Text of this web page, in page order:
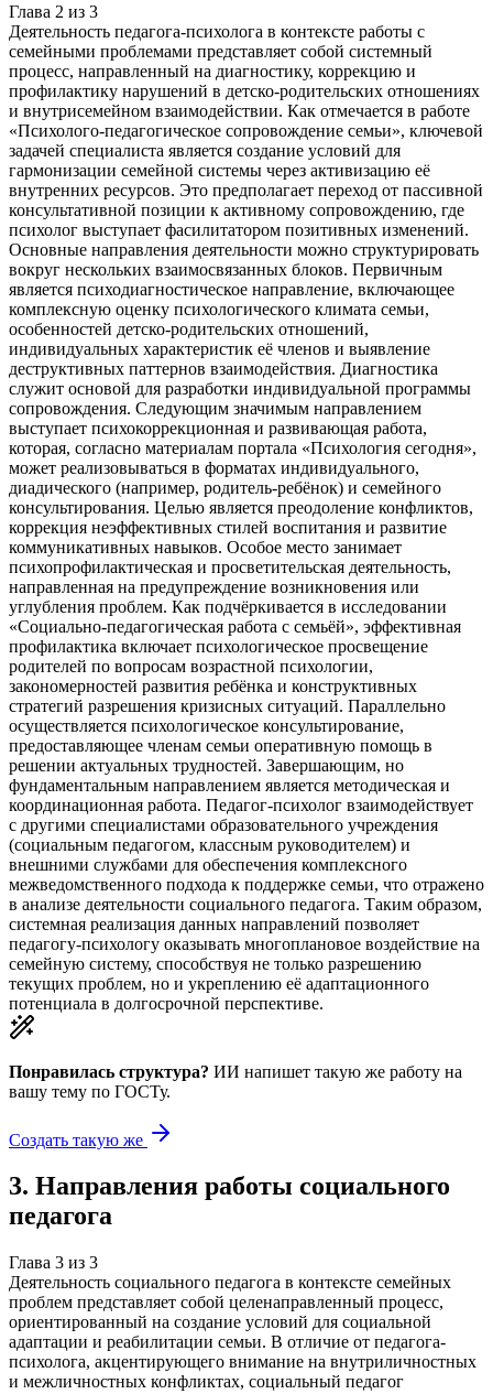
Глава 2 из 3
Деятельность педагога-психолога в контексте работы с
семейными проблемами представляет собой системный
процесс, направленный на диагностику, коррекцию и
профилактику нарушений в детско-родительских отношениях
и внутрисемейном взаимодействии. Как отмечается в работе
«Психолого-педагогическое сопровождение семьи», ключевой
задачей специалиста является создание условий для
гармонизации семейной системы через активизацию её
внутренних ресурсов. Это предполагает переход от пассивной
консультативной позиции к активному сопровождению, где
психолог выступает фасилитатором позитивных изменений.
Основные направления деятельности можно структурировать
вокруг нескольких взаимосвязанных блоков. Первичным
является психодиагностическое направление, включающее
комплексную оценку психологического климата семьи,
особенностей детско-родительских отношений,
индивидуальных характеристик её членов и выявление
деструктивных паттернов взаимодействия. Диагностика
служит основой для разработки индивидуальной программы
сопровождения. Следующим значимым направлением
выступает психокоррекционная и развивающая работа,
которая, согласно материалам портала «Психология сегодня»,
может реализовываться в форматах индивидуального,
диадического (например, родитель-ребёнок) и семейного
консультирования. Целью является преодоление конфликтов,
коррекция неэффективных стилей воспитания и развитие
коммуникативных навыков. Особое место занимает
психопрофилактическая и просветительская деятельность,
направленная на предупреждение возникновения или
углубления проблем. Как подчёркивается в исследовании
«Социально-педагогическая работа с семьёй», эффективная
профилактика включает психологическое просвещение
родителей по вопросам возрастной психологии,
закономерностей развития ребёнка и конструктивных
стратегий разрешения кризисных ситуаций. Параллельно
осуществляется психологическое консультирование,
предоставляющее членам семьи оперативную помощь в
решении актуальных трудностей. Завершающим, но
фундаментальным направлением является методическая и
координационная работа. Педагог-психолог взаимодействует
с другими специалистами образовательного учреждения
(социальным педагогом, классным руководителем) и
внешними службами для обеспечения комплексного
межведомственного подхода к поддержке семьи, что отражено
в анализе деятельности социального педагога. Таким образом,
системная реализация данных направлений позволяет
педагогу-психологу оказывать многоплановое воздействие на
семейную систему, способствуя не только разрешению
текущих проблем, но и укреплению её адаптационного
потенциала в долгосрочной перспективе.
Понравилась структура? ИИ напишет такую же работу на
вашу тему по ГОСТу.
Создать такую же
3. Направления работы социального
педагога
Глава 3 из 3
Деятельность социального педагога в контексте семейных
проблем представляет собой целенаправленный процесс,
ориентированный на создание условий для социальной
адаптации и реабилитации семьи. В отличие от педагога-
психолога, акцентирующего внимание на внутриличностных
и межличностных конфликтах, социальный педагог